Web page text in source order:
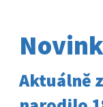
Aktuálně